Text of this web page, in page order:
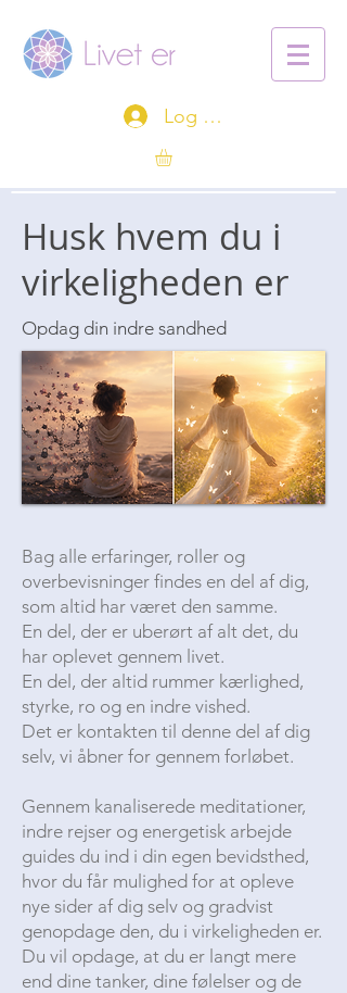
Log ind
Husk hvem du i
virkeligheden er
Opdag din indre sandhed
Bag alle erfaringer, roller og
overbevisninger findes en del af dig,
som altid har været den samme.
En del, der er uberørt af alt det, du
har oplevet gennem livet.
En del, der altid rummer kærlighed,
styrke, ro og en indre vished.
Det er kontakten til denne del af dig
selv, vi åbner for gennem forløbet.
Gennem kanaliserede meditationer,
indre rejser og energetisk arbejde
guides du ind i din egen bevidsthed,
hvor du får mulighed for at opleve
nye sider af dig selv og gradvist
genopdage den, du i virkeligheden er.
Du vil opdage, at du er langt mere
end dine tanker, dine følelser og de